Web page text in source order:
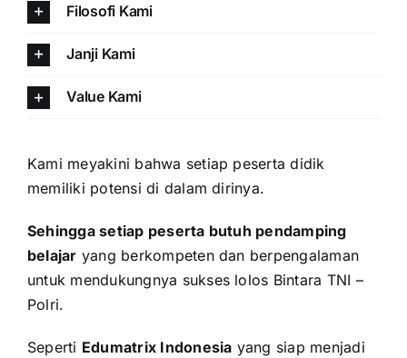
Filosofi Kami
Janji Kami
Value Kami
Kami meyakini bahwa setiap peserta didik
memiliki potensi di dalam dirinya.
Sehingga setiap peserta butuh pendamping
belajar yang berkompeten dan berpengalaman
untuk mendukungnya sukses lolos Bintara TNI –
Polri.
Seperti Edumatrix Indonesia yang siap menjadi